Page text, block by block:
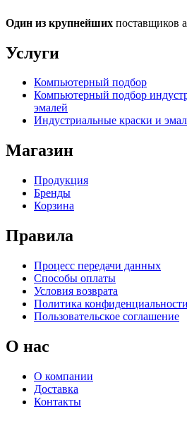
Один из крупнейших поставщиков
Услуги
Компьютерный подбор
Компьютерный подбор
эмалей
Индустриальные краски и
Магазин
Продукция
Бренды
Корзина
Правила
Процесс передачи данных
Способы оплаты
Условия возврата
Политика конфиденциальности
Пользовательское соглашение
О нас
О компании
Доставка
Контакты